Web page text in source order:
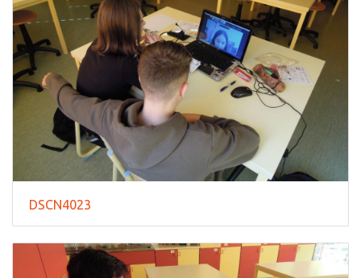
DSCN4023